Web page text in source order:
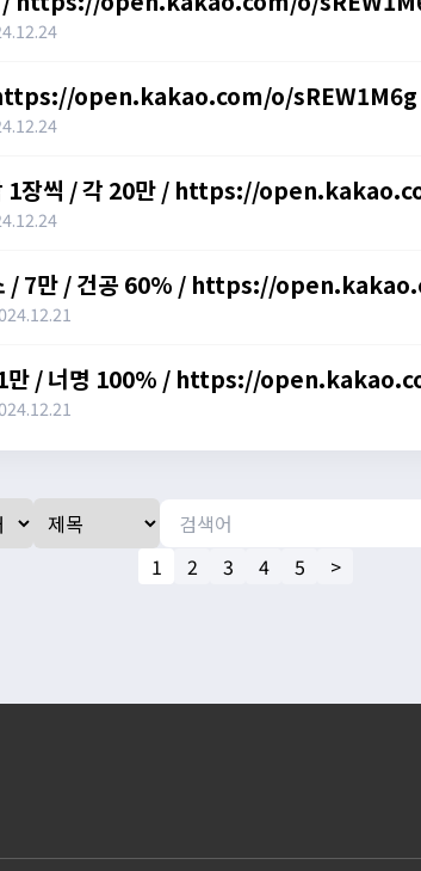
open.kakao.com/o/sREW1M6g
1장씩 / 각 20만 / https://
/ 7만 / 건공 60% / https://
1만 / 너명 100% / https://
1 2 3 4 5 >